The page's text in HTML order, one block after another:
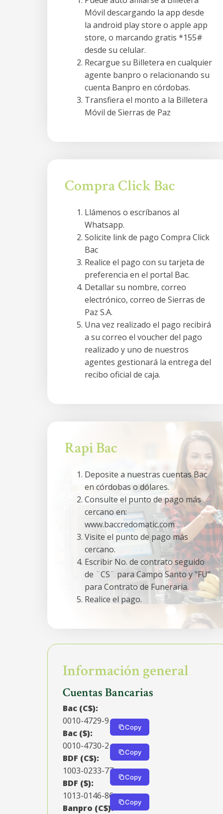
Información general
Cuentas Bancarias
Bac (C$):
0010-4729-9
Copy
Bac ($):
0010-4730-2
Copy
BDF (C$):
1003-0233-77
Copy
BDF ($):
1013-0146-86
Copy
Banpro (C$):
Móvil descargando la app desde
la android play store o apple app
store, o marcando gratis *155#
desde su celular.
Recargue su Billetera en cualquier
agente banpro o relacionando su
cuenta Banpro en córdobas.
Transfiera el monto a la Billetera
Móvil de Sierras de Paz
Compra Click Bac
Llámenos o escríbanos al
Whatsapp.
Solicite link de pago Compra Click
Bac
Realice el pago con su tarjeta de
preferencia en el portal Bac.
Detallar su nombre, correo
electrónico, correo de Sierras de
Paz S.A.
Una vez realizado el pago recibirá
a su correo el voucher del pago
realizado y uno de nuestros
agentes gestionará la entrega del
recibo oficial de caja.
Rapi Bac
Deposite a nuestras cuentas Bac
en córdobas o dólares.
Consulte el punto de pago más
cercano en:
www.baccredomatic.com
Visite el punto de pago más
cercano.
Escribir No. de contrato seguido
de ¨CS¨ para Campo Santo y "FU"
para Contrato de Funeraria.
Realice el pago.